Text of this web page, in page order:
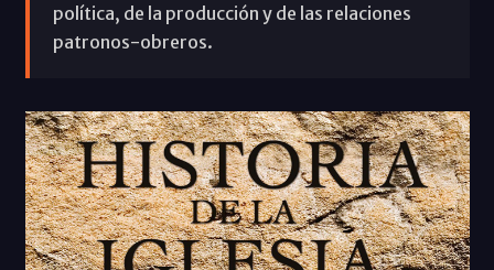
política, de la producción y de las relaciones
patronos-obreros.